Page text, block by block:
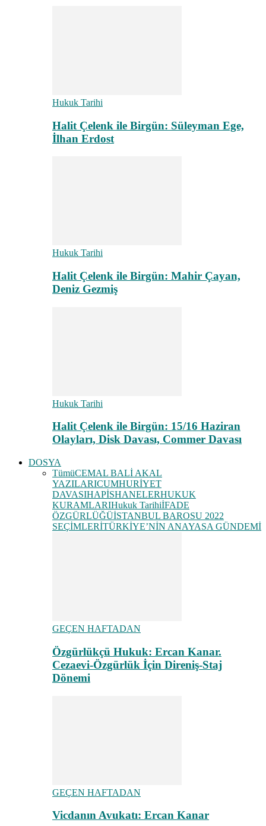
Hukuk Tarihi
Halit Çelenk ile Birgün: Süleyman Ege,
İlhan Erdost
Hukuk Tarihi
Halit Çelenk ile Birgün: Mahir Çayan,
Deniz Gezmiş
Hukuk Tarihi
Halit Çelenk ile Birgün: 15/16 Haziran
Olayları, Disk Davası, Commer Davası
DOSYA
TümüCEMAL BALİ AKAL
YAZILARICUMHURİYET
DAVASIHAPİSHANELERHUKUK
KURAMLARIHukuk TarihiİFADE
ÖZGÜRLÜĞÜİSTANBUL BAROSU 2022
SEÇİMLERİTÜRKİYE’NİN ANAYASA GÜNDEMİ
GEÇEN HAFTADAN
Özgürlükçü Hukuk: Ercan Kanar.
Cezaevi-Özgürlük İçin Direniş-Staj
Dönemi
GEÇEN HAFTADAN
Vicdanın Avukatı: Ercan Kanar